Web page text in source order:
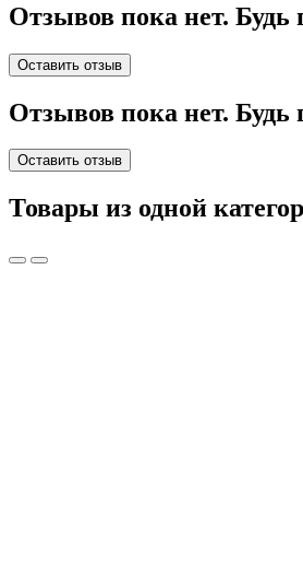
Отзывов пока нет.
Оставить отзыв
Отзывов пока нет.
Оставить отзыв
Товары из одной